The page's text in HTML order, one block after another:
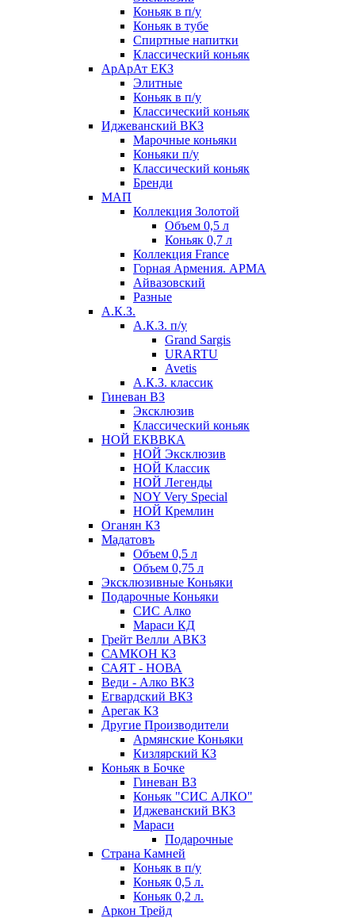
Коньяк в п/у
Коньяк в тубе
Спиртные напитки
Классический коньяк
АрАрАт ЕКЗ
Элитные
Коньяк в п/у
Классический коньяк
Иджеванский ВКЗ
Марочные коньяки
Коньяки п/у
Классический коньяк
Бренди
МАП
Коллекция Золотой
Объем 0,5 л
Коньяк 0,7 л
Коллекция France
Горная Армения. АРМА
Айвазовский
Разные
А.К.З.
А.К.З. п/у
Grand Sargis
URARTU
Avetis
А.К.З. классик
Гиневан ВЗ
Эксклюзив
Классический коньяк
НОЙ ЕКВВКА
НОЙ Эксклюзив
НОЙ Классик
НОЙ Легенды
NOY Very Speсial
НОЙ Кремлин
Оганян КЗ
Мадатовъ
Объем 0,5 л
Объем 0,75 л
Эксклюзивные Коньяки
Подарочные Коньяки
СИС Алко
Мараси КД
Грейт Велли АВКЗ
САМКОН КЗ
САЯТ - НОВА
Веди - Алко ВКЗ
Егвардский ВКЗ
Арегак КЗ
Другие Производители
Армянские Коньяки
Кизлярский КЗ
Коньяк в Бочке
Гиневан ВЗ
Коньяк "СИС АЛКО"
Иджеванский ВКЗ
Мараси
Подарочные
Страна Камней
Коньяк в п/у
Коньяк 0,5 л.
Коньяк 0,2 л.
Аркон Трейд